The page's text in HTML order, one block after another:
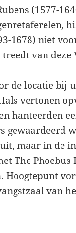
(1577-
1678) niet
van deze
de locatie bij
vertonen
hanteerden
gewaardeerd
maar in de
The Phoebus
Hoogtepunt
van